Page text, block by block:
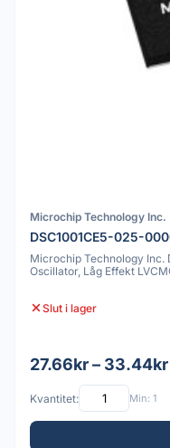
Microchip Technology Inc.
DSC1001CE5-025-
Microchip Technology Inc.
Oscillator, Låg Effekt
Slut i lager
27.66kr – 33.44kr
Kvantitet: Min: 1